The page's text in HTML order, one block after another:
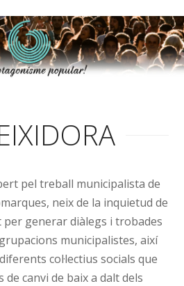
pel treball municipalista de
neix de la inquietud de
generar diàlegs i trobades
municipalistes, així
col·lectius socials que
de canvi de baix a dalt dels